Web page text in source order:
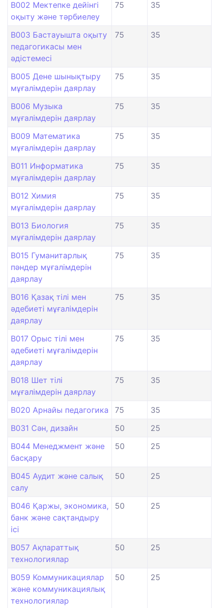
B002 Мектепке дейінгі
оқыту және тәрбиелеу
75 35
B003 Бастауышта оқыту
педагогикасы мен
әдістемесі
75 35
B005 Дене шынықтыру
мұғалімдерін даярлау
75 35
B006 Музыка
мұғалімдерін даярлау
75 35
B009 Математика
мұғалімдерін даярлау
75 35
B011 Информатика
мұғалімдерін даярлау
75 35
B012 Химия
мұғалімдерін даярлау
75 35
B013 Биология
мұғалімдерін даярлау
75 35
B015 Гуманитарлық
пәндер мұғалімдерін
даярлау
75 35
B016 Қазақ тілі мен
әдебиеті мұғалімдерін
даярлау
75 35
B017 Орыс тілі мен
әдебиеті мұғалімдерін
даярлау
75 35
B018 Шет тілі
мұғалімдерін даярлау
75 35
B020 Арнайы педагогика 75
35
B031 Сән, дизайн
50
25
B044 Менеджмент және
басқару
50 25
B045 Аудит және салық
салу
50 25
B046 Қаржы, экономика,
банк және сақтандыру
ісі
50 25
B057 Ақпараттық
технологиялар
50 25
B059 Коммуникациялар
және коммуникациялық
технологиялар
50 25